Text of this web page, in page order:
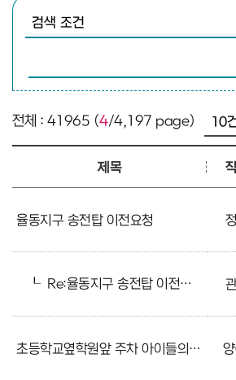
전체 : 41965 (4/4,197 page)
제목
율동지구 송전탑 이전요청
┖ Re:율동지구 송전탑 이전요청
초등학교옆학원앞 주차 아이들의 안전이위협받고있어요